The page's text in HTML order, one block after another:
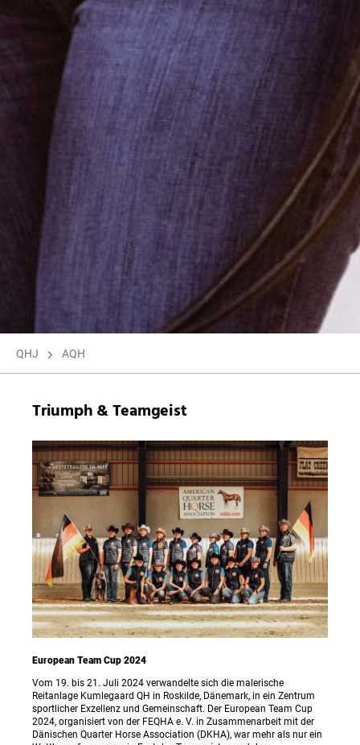
QHJ AQH
Triumph & Teamgeist
European Team Cup 2024
Vom 19. bis 21. Juli 2024 verwandelte sich die malerische
Reitanlage Kumlegaard QH in Roskilde, Dänemark, in ein Zentrum
sportlicher Exzellenz und Gemeinschaft. Der European Team Cup
2024, organisiert von der FEQHA e. V. in Zusammenarbeit mit der
Dänischen Quarter Horse Association (DKHA), war mehr als nur ein